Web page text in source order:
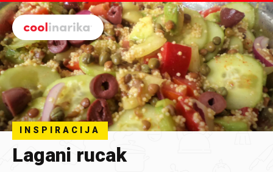
Preskoči na glavni sadržaj
INSPIRACIJA
Lagani rucak